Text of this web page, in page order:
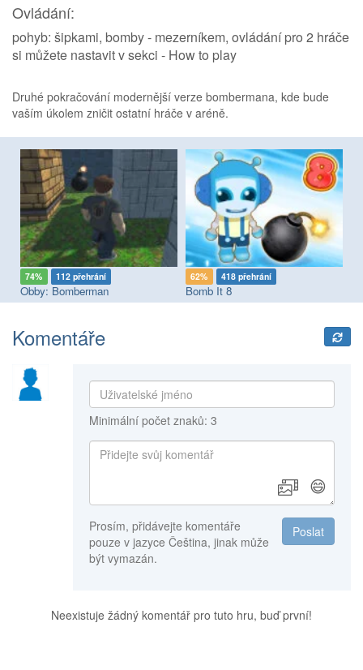
Ovládání:
pohyb: šipkami, bomby - mezerníkem, ovládání pro 2 hráče
si můžete nastavit v sekci - How to play
Druhé pokračování modernější verze bombermana, kde bude
vaším úkolem zničit ostatní hráče v aréně.
etro
74% 112 přehrání
Obby: Bomberman
62% 418 přehrání
Bomb It 8
Komentáře
Minimální počet znaků: 3
😄
Poslat
Prosím, přidávejte komentáře
pouze v jazyce Čeština, jinak může
být vymazán.
Neexistuje žádný komentář pro tuto hru, buď první!